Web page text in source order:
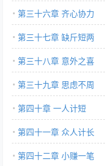
第三十六章 齐心协力
第三十七章 缺斤短两
第三十八章 意外之喜
第三十九章 思虑不周
第四十章 一人计短
第四十一章 众人计长
第四十二章 小赚一笔